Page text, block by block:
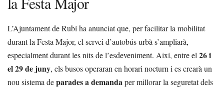
L’Ajuntament de Rubí ha anunciat que, per facilitar la mobilitat
durant la Festa Major, el servei d’autobús urbà s’ampliarà,
especialment durant les nits de l’esdeveniment. Així, entre el 26 i
el 29 de juny, els busos operaran en horari nocturn i es crearà un
nou sistema deparades a demandaper millorar la seguretat dels